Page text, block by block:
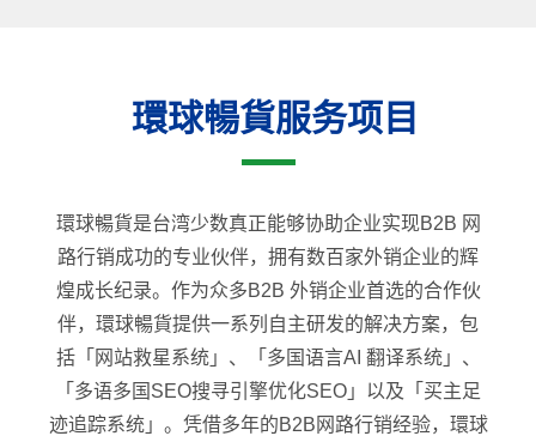
環球暢貨服务项目
環球暢貨是台湾少数真正能够协助企业实现B2B 网
路行销成功的专业伙伴，拥有数百家外销企业的辉
煌成长纪录。作为众多B2B 外销企业首选的合作伙
伴，環球暢貨提供一系列自主研发的解决方案，包
括「网站救星系统」、「多国语言AI 翻译系统」、
「多语多国SEO搜寻引擎优化SEO」以及「买主足
迹追踪系统」。凭借多年的B2B网路行销经验，環球